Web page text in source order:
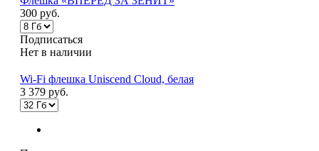
300 руб.
Подписаться
Нет в наличии
Wi-Fi флешка Uniscend Cloud, белая
3 379 руб.